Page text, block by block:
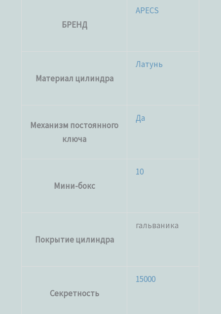
БРЕНД
APECS
Материал цилиндра
Латунь
Механизм постоянного
ключа
Да
Мини-бокс
10
Покрытие цилиндра
гальваника
Секретность
15000